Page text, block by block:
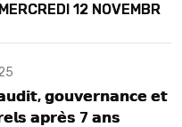
12 NOVEMBRE
𝗴𝗼𝘂𝘃𝗲𝗿𝗻𝗮𝗻𝗰𝗲 𝗲𝘁
𝗮𝗽𝗿𝗲̀𝘀 7 𝗮𝗻𝘀